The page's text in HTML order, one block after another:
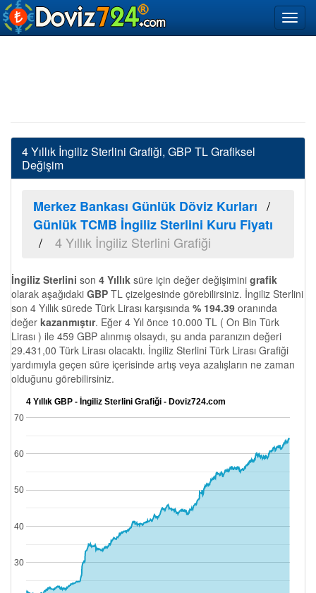
4 Yıllık İngiliz Sterlini Grafiği, GBP TL Grafiksel
Değişim
Merkez Bankası Günlük Döviz Kurları
Günlük TCMB İngiliz Sterlini Kuru Fiyatı
4 Yıllık İngiliz Sterlini Grafiği
İngiliz Sterlini son 4 Yıllık süre için değer değişimini grafik
olarak aşağıdaki GBP TL çizelgesinde görebilirsiniz. İngiliz Sterlini
son 4 Yıllık sürede Türk Lirası karşısında % 194.39 oranında
değer kazanmıştır. Eğer 4 Yıl önce 10.000 TL ( On Bin Türk
Lirası ) ile 459 GBP alınmış olsaydı, şu anda paranızın değeri
29.431,00 Türk Lirası olacaktı. İngiliz Sterlini Türk Lirası Grafiği
yardımıyla geçen süre içerisinde artış veya azalışların ne zaman
olduğunu görebilirsiniz.
4 Yıllık GBP - İngiliz Sterlini Grafiği - Doviz724.com
30
40
50
60
70